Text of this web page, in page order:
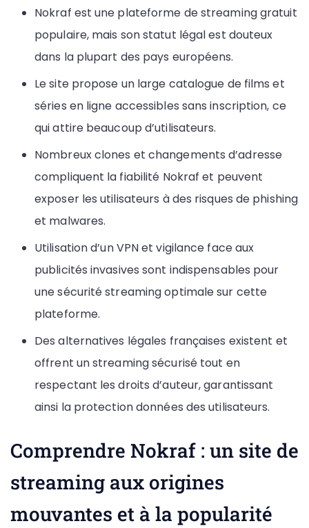
Nokraf est une plateforme de streaming gratuit
populaire, mais son statut légal est douteux
dans la plupart des pays européens.
Le site propose un large catalogue de films et
séries en ligne accessibles sans inscription, ce
qui attire beaucoup d’utilisateurs.
Nombreux clones et changements d’adresse
compliquent la fiabilité Nokraf et peuvent
exposer les utilisateurs à des risques de phishing
et malwares.
Utilisation d’un VPN et vigilance face aux
publicités invasives sont indispensables pour
une sécurité streaming optimale sur cette
plateforme.
Des alternatives légales françaises existent et
offrent un streaming sécurisé tout en
respectant les droits d’auteur, garantissant
ainsi la protection données des utilisateurs.
Comprendre Nokraf : un site de
streaming aux origines
mouvantes et à la popularité